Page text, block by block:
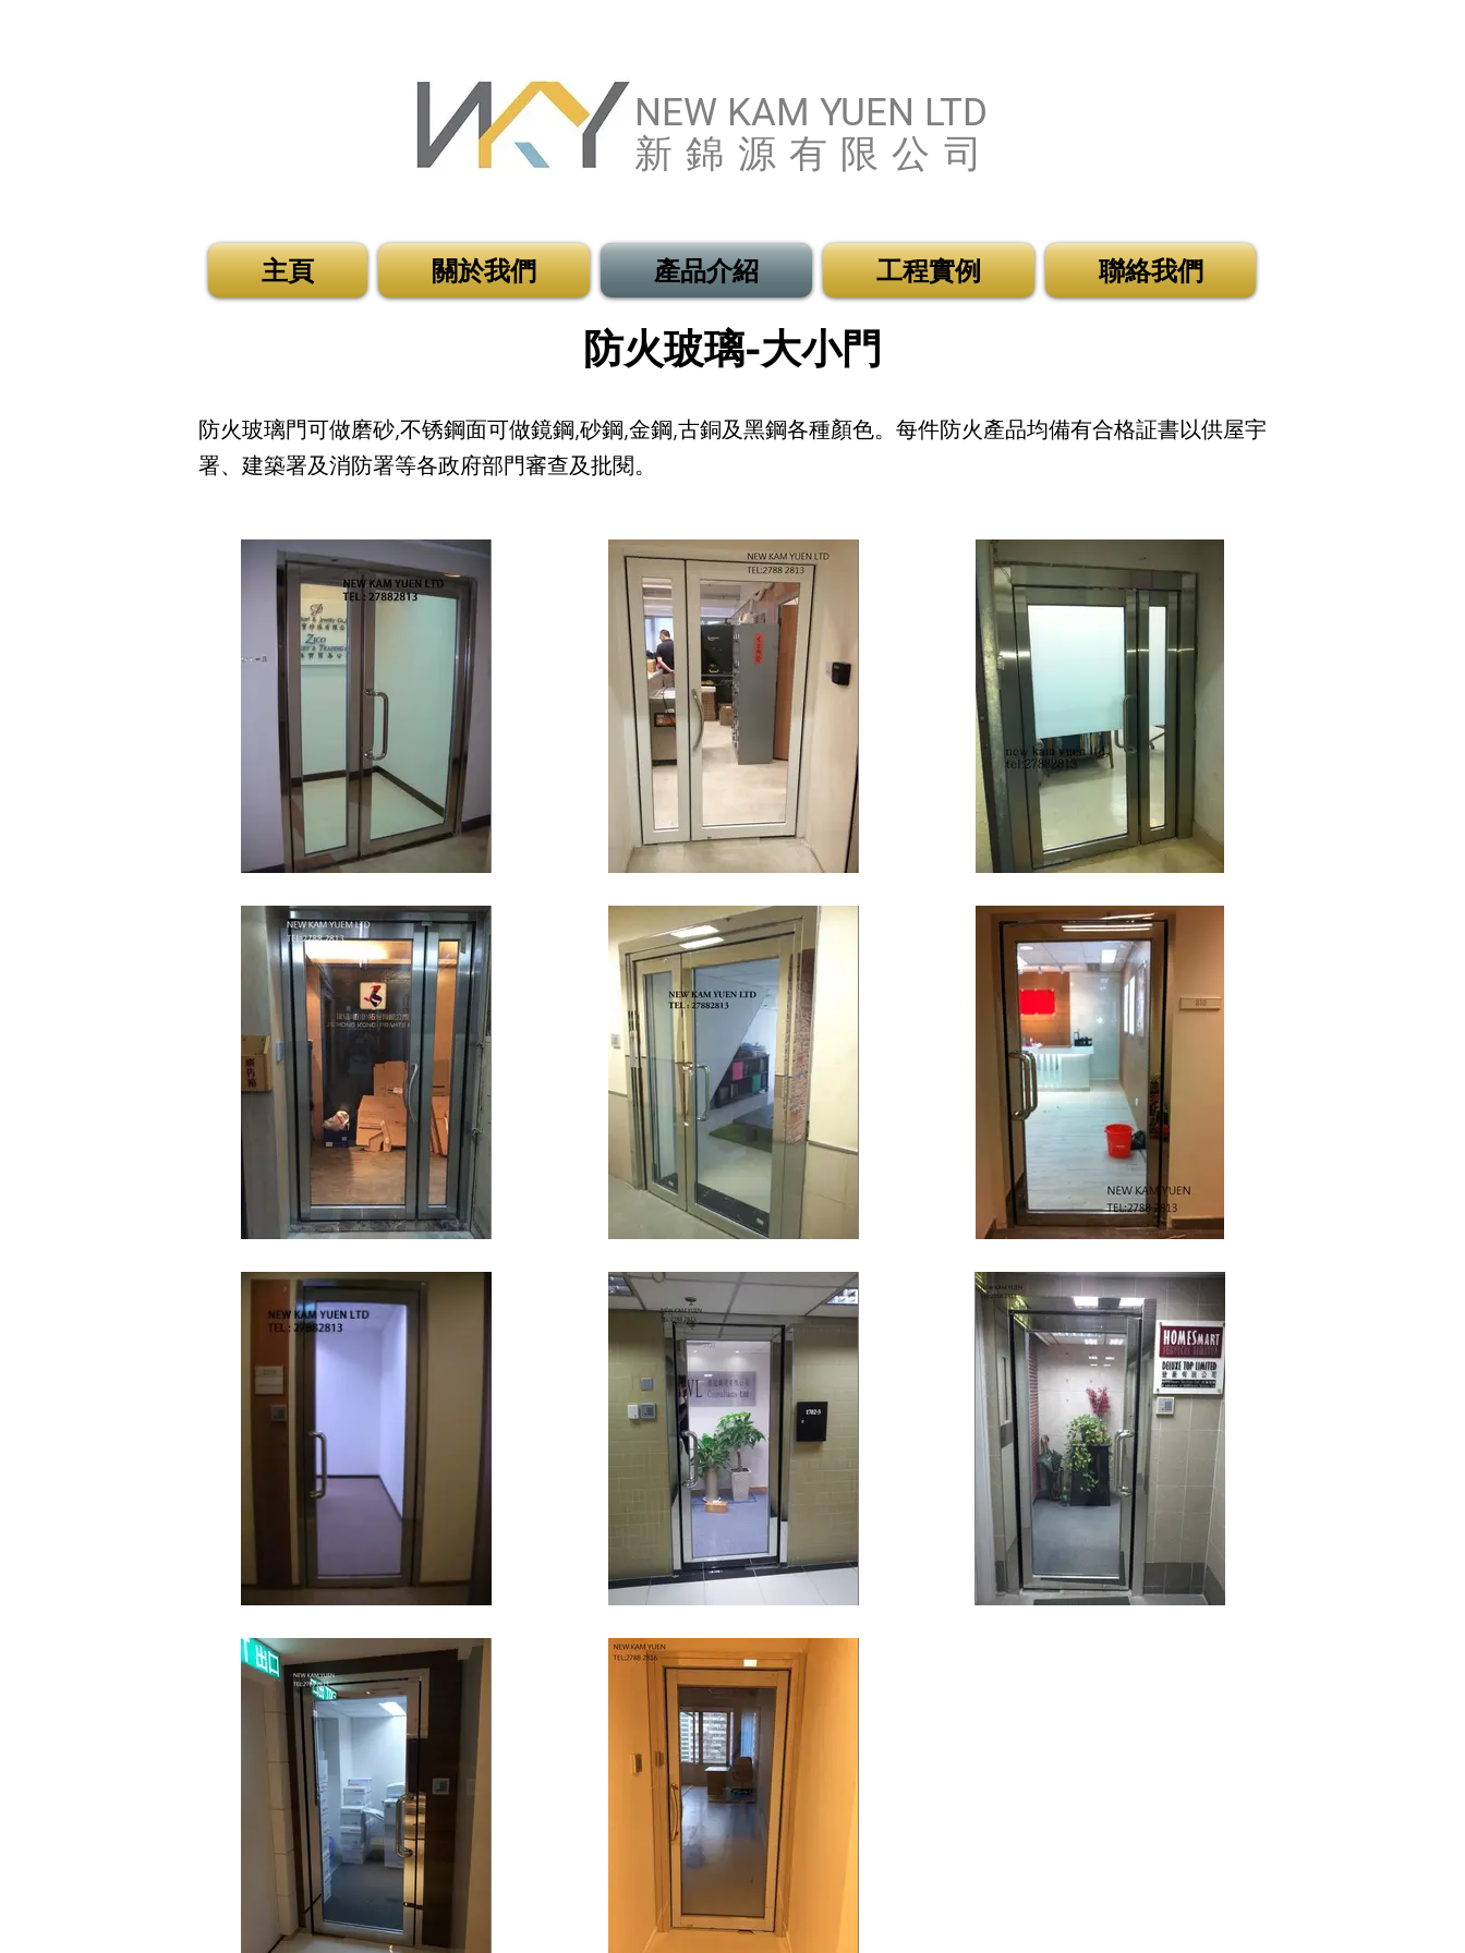
NEW KAM YUEN LTD
新錦源有限公司
主頁 關於我們 產品介紹 工程實例 聯絡我們
防火玻璃-大小門
防火玻璃門可做磨砂,不锈鋼面可做鏡鋼,砂鋼,金鋼,古銅及黑鋼各種顏色。每件防火產品均備有合格証書以供屋宇
署、建築署及消防署等各政府部門審查及批閱。